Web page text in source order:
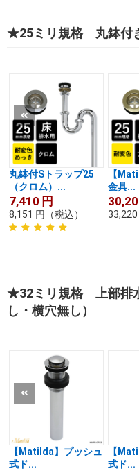
★25ミリ規格 丸鉢付
丸鉢付Sトラップ25
（クロム）...
7,410 円
8,151 円 （税込）
【
金具...
33,220
★32ミリ規格 上部排
し・横穴無し）
【Matilda】プッシュ
式ド...
【
式ド...